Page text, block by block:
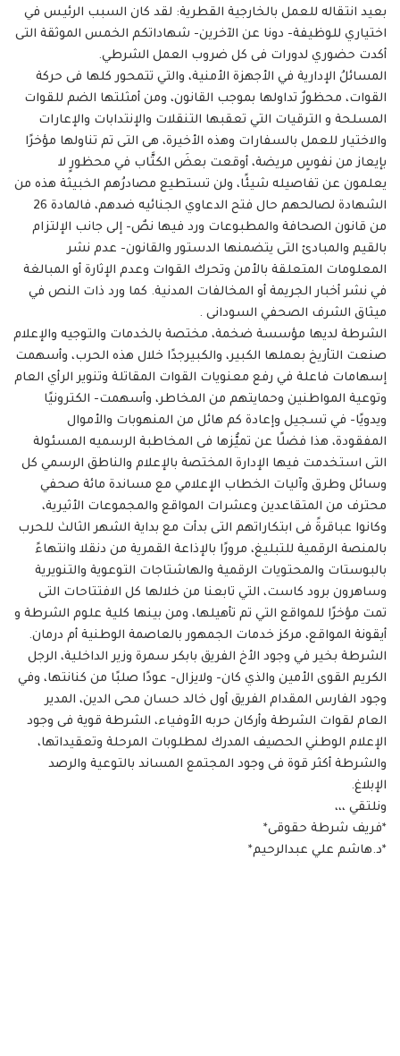
بعيد انتقاله للعمل بالخارجية القطرية: لقد كان السبب الرئيس في
اختياري للوظيفة- دونا عن الآخرين- شهاداتكم الخمس الموثقة التى
أكدت حضوري لدورات فى كل ضروب العمل الشرطي.
المسائلُ الإدارية في الأجهزة الأمنية، والتي تتمحور كلها فى حركة
القوات، محظورٌ تداولها بموجب القانون، ومن أمثلتها الضم للقوات
المسلحة و الترقيات التي تعقبها التنقلات والإنتدابات والإعارات
والاختيار للعمل بالسفارات وهذه الأخيرة، هى التى تم تناولها مؤخرًا
بإيعاز من نفوسٍ مريضة، أوقعت بعضَ الكتَّاب في محظورٍ لا
يعلمون عن تفاصيله شيئًا، ولن تستطيع مصادرُهم الخبيثة هذه من
الشهادة لصالحهم حال فتح الدعاوي الجنائيه ضدهم، فالمادة 26
من قانون الصحافة والمطبوعات ورد فيها نصٌ- إلى جانب الإلتزام
بالقيم والمبادئ التى يتضمنها الدستور والقانون- عدم نشر
المعلومات المتعلقة بالأمن وتحرك القوات وعدم الإثارة أو المبالغة
في نشر أخبار الجريمة أو المخالفات المدنية. كما ورد ذات النص في
ميثاق الشرف الصحفي السودانى .
الشرطة لديها مؤسسة ضخمة، مختصة بالخدمات والتوجيه والإعلام
صنعت التأريخ بعملها الكبير، والكبيرجدًا خلال هذه الحرب، وأسهمت
إسهامات فاعلة في رفع معنويات القوات المقاتلة وتنوير الرأي العام
وتوعية المواطنين وحمايتهم من المخاطر، وأسهمت- الكترونيًا
ويدويًا- في تسجيل وإعادة كم هائل من المنهوبات والأموال
المفقودة، هذا فضلًا عن تميُّزها فى المخاطبة الرسميه المسئولة
التى استخدمت فيها الإدارة المختصة بالإعلام والناطق الرسمي كل
وسائل وطرق وآليات الخطاب الإعلامي مع مساندة مائة صحفي
محترف من المتقاعدين وعشرات المواقع والمجموعات الأثيرية،
وكانوا عباقرةً فى ابتكاراتهم التى بدأت مع بداية الشهر الثالث للحرب
بالمنصة الرقمية للتبليغ، مرورًا بالإذاعة القمرية من دنقلا وانتهاءً
بالبوستات والمحتويات الرقمية والهاشتاجات التوعوية والتنويرية
وساهرون برود كاست، التي تابعنا من خلالها كل الافتتاحات التى
تمت مؤخرًا للمواقع التي تم تأهيلها، ومن بينها كلية علوم الشرطة و
أيقونة المواقع، مركز خدمات الجمهور بالعاصمة الوطنية أم درمان.
الشرطة بخير في وجود الأخ الفريق بابكر سمرة وزير الداخلية، الرجل
الكريم القوى الأمين والذي كان- ولايزال- عودًا صلبًا من كنانتها، وفي
وجود الفارس المقدام الفريق أول خالد حسان محى الدين، المدير
العام لقوات الشرطة وأركان حربه الأوفياء، الشرطة قوية فى وجود
الإعلام الوطني الحصيف المدرك لمطلوبات المرحلة وتعقيداتها،
والشرطة أكثر قوة فى وجود المجتمع المساند بالتوعية والرصد
الإبلاغ.
ونلتقي ،،،
*فريف شرطة حقوقى*
*د.هاشم علي عبدالرحيم*